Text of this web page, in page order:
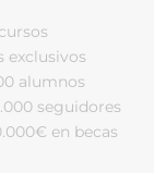
exclusivos
alumnos
seguidores
en becas